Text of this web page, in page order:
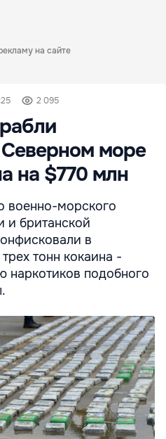
на сайте
2 095
море
на $770 млн
военно-морского
и британской
в
тонн кокаина -
наркотиков подобного